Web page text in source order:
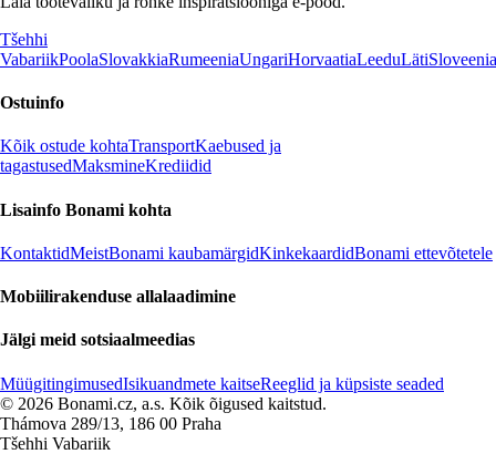
Tšehhi
VabariikPoolaSlovakkiaRumeeniaUngariHorvaatiaLeeduLätiSloveenia
Ostuinfo
Kõik ostude kohtaTransportKaebused ja
tagastusedMaksmineKrediidid
Lisainfo Bonami kohta
KontaktidMeistBonami kaubamärgidKinkekaardidBonami ettevõtetele
Mobiilirakenduse allalaadimine
Jälgi meid sotsiaalmeedias
MüügitingimusedIsikuandmete kaitseReeglid ja küpsiste seaded
© 2026 Bonami.cz, a.s. Kõik õigused kaitstud.
Thámova 289/13, 186 00 Praha
Tšehhi Vabariik